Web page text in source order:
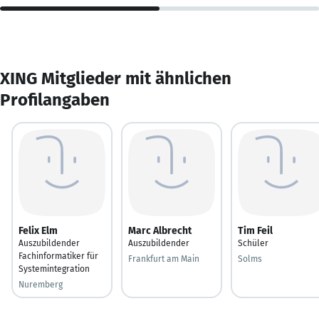
XING Mitglieder mit ähnlichen
Profilangaben
Felix Elm
Auszubildender
Fachinformatiker für
Systemintegration
Nuremberg
Marc Albrecht
Auszubildender
Frankfurt am Main
Tim Feil
Schüler
Solms